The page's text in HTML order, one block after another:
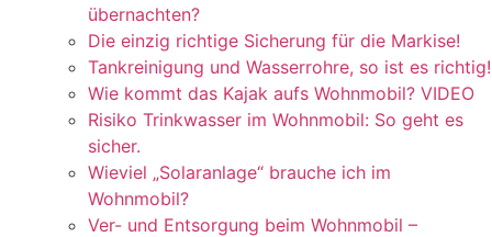
übernachten?
Die einzig richtige Sicherung für die Markise!
Tankreinigung und Wasserrohre, so ist es richtig!
Wie kommt das Kajak aufs Wohnmobil? VIDEO
Risiko Trinkwasser im Wohnmobil: So geht es
sicher.
Wieviel „Solaranlage“ brauche ich im
Wohnmobil?
Ver- und Entsorgung beim Wohnmobil –